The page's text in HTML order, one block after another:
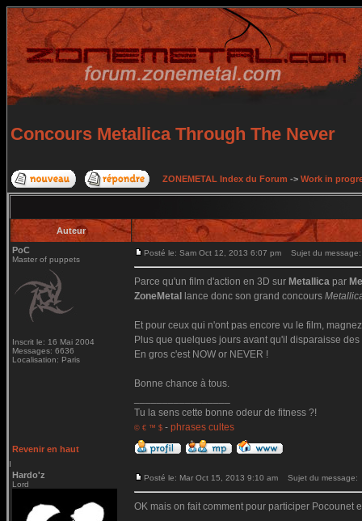
Concours Metallica Through The Never
ZONEMETAL Index du Forum -> Work in
Auteur
PoC
Master of puppets
Inscrit le: 16 Mai 2004
Messages: 6636
Localisation: Paris
Posté le: Sam Oct 12, 2013 6:07 pm Sujet du message:
Parce qu'un film d'action en 3D sur Metallica par
ZoneMetal
lance donc son grand concours
Et pour ceux qui n'ont pas encore vu le film,
Plus que quelques jours avant qu'il disparaisse des
En gros c'est NOW or NEVER !
Bonne chance à tous.
Tu la sens cette bonne odeur de fitness ?!
© € ™ $ - phrases cultes
Revenir en haut
Hardo'z
Lord
Posté le: Mar Oct 15, 2013 9:10 am Sujet du message:
OK mais on fait comment pour participer Pocounet